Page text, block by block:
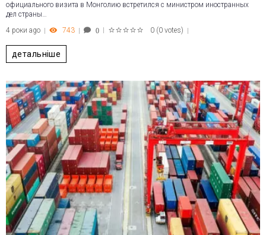
официального визита в Монголию встретился с министром иностранных
дел страны…
4 роки ago
743 0 0 (0 votes)
детальніше